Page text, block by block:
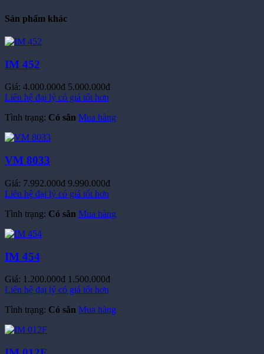
IM 452
Giá:4.000.000đ
Liên hệ đại lý có giá tốt hơn
Tình trạng:Có sẳn Mua hàng
Liên hệ đại lý có giá tốt hơn
Tình trạng:Có sẳn Mua hàng
IM 454
Giá:1.200.000đ
Liên hệ đại lý có giá tốt hơn
Tình trạng:Có sẳn Mua hàng